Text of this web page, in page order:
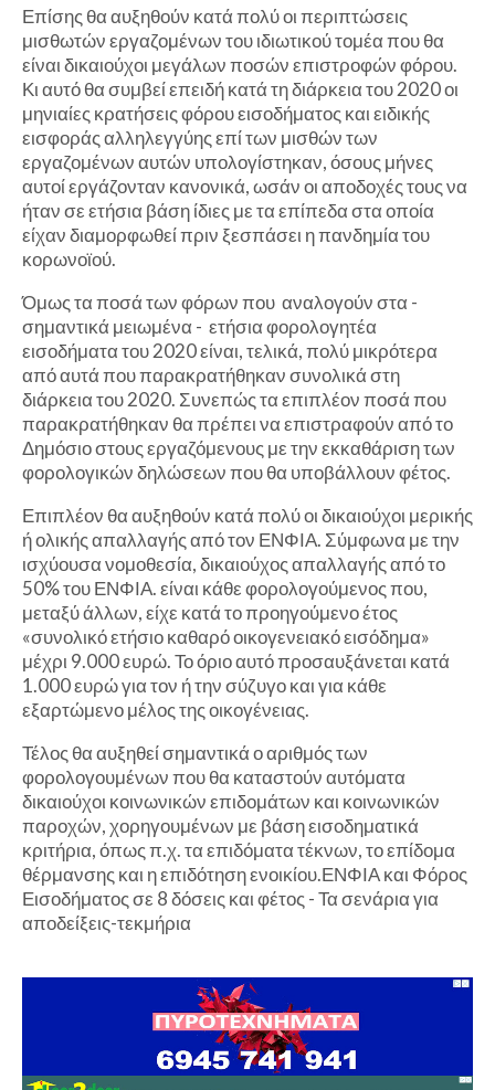
Επίσης θα αυξηθούν κατά πολύ οι περιπτώσεις
μισθωτών εργαζομένων του ιδιωτικού τομέα που θα
είναι δικαιούχοι μεγάλων ποσών επιστροφών φόρου.
Κι αυτό θα συμβεί επειδή κατά τη διάρκεια του 2020 οι
μηνιαίες κρατήσεις φόρου εισοδήματος και ειδικής
εισφοράς αλληλεγγύης επί των μισθών των
εργαζομένων αυτών υπολογίστηκαν, όσους μήνες
αυτοί εργάζονταν κανονικά, ωσάν οι αποδοχές τους να
ήταν σε ετήσια βάση ίδιες με τα επίπεδα στα οποία
είχαν διαμορφωθεί πριν ξεσπάσει η πανδημία του
κορωνοϊού.
Όμως τα ποσά των φόρων που αναλογούν στα -
σημαντικά μειωμένα - ετήσια φορολογητέα
εισοδήματα του 2020 είναι, τελικά, πολύ μικρότερα
από αυτά που παρακρατήθηκαν συνολικά στη
διάρκεια του 2020. Συνεπώς τα επιπλέον ποσά που
παρακρατήθηκαν θα πρέπει να επιστραφούν από το
Δημόσιο στους εργαζόμενους με την εκκαθάριση των
φορολογικών δηλώσεων που θα υποβάλλουν φέτος.
Επιπλέον θα αυξηθούν κατά πολύ οι δικαιούχοι μερικής
ή ολικής απαλλαγής από τον ΕΝΦΙΑ. Σύμφωνα με την
ισχύουσα νομοθεσία, δικαιούχος απαλλαγής από το
50% του ΕΝΦΙΑ. είναι κάθε φορολογούμενος που,
μεταξύ άλλων, είχε κατά το προηγούμενο έτος
«συνολικό ετήσιο καθαρό οικογενειακό εισόδημα»
μέχρι 9.000 ευρώ. Το όριο αυτό προσαυξάνεται κατά
1.000 ευρώ για τον ή την σύζυγο και για κάθε
εξαρτώμενο μέλος της οικογένειας.
Τέλος θα αυξηθεί σημαντικά ο αριθμός των
φορολογουμένων που θα καταστούν αυτόματα
δικαιούχοι κοινωνικών επιδομάτων και κοινωνικών
παροχών, χορηγουμένων με βάση εισοδηματικά
κριτήρια, όπως π.χ. τα επιδόματα τέκνων, το επίδομα
θέρμανσης και η επιδότηση ενοικίου.ΕΝΦΙΑ και Φόρος
Εισοδήματος σε 8 δόσεις και φέτος - Τα σενάρια για
αποδείξεις-τεκμήρια